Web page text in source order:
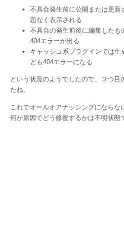
不具合発生前に公開または更新
題なく表示される
不具合の発生前後に編集したも
404エラーが出る
キャッシュ系プラグインでは
ども404エラーになる
という状況のようでしたので、３つ目
たね。
これでオールオアナッシングになら
何が原因でどう修復するかは不明状態